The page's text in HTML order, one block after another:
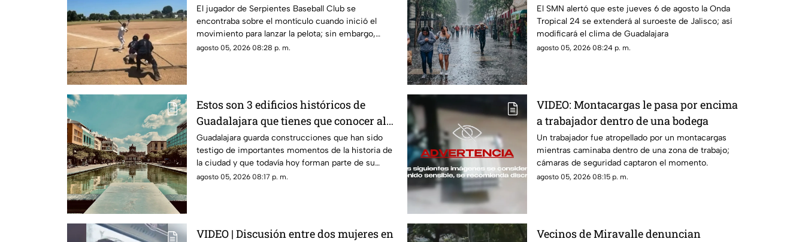
El jugador de Serpientes Baseball Club se
encontraba sobre el montículo cuando inició el
movimiento para lanzar la pelota; sin embargo,
segundos después ocurrió algo inesperado.
agosto 05, 2026 08:28 p. m.
Guadalajara?
El SMN alertó que este jueves 6 de agosto la Onda
Tropical 24 se extenderá al suroeste de Jalisco; así
modificará el clima de Guadalajara
agosto 05, 2026 08:24 p. m.
Estos son 3 edificios históricos de
Guadalajara que tienes que conocer al
menos una vez
Guadalajara guarda construcciones que han sido
testigo de importantes momentos de la historia de
la ciudad y que todavía hoy forman parte de su
identidad.
agosto 05, 2026 08:17 p. m.
VIDEO: Montacargas le pasa por encima
a trabajador dentro de una bodega
Un trabajador fue atropellado por un montacargas
mientras caminaba dentro de una zona de trabajo;
cámaras de seguridad captaron el momento.
agosto 05, 2026 08:15 p. m.
VIDEO | Discusión entre dos mujeres en
Vecinos de Miravalle denuncian